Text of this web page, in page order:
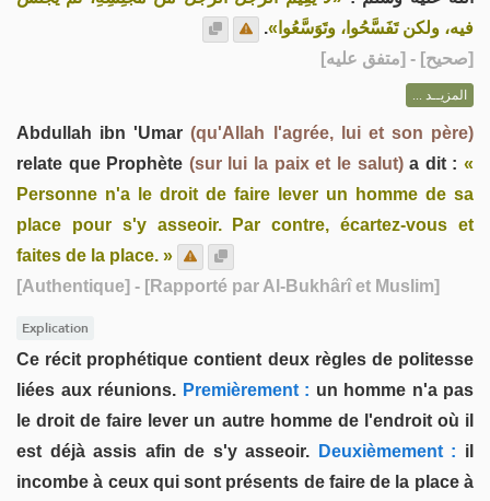
فيه، ولكن تَفَسَّحُوا، وتَوَسَّعُوا».
[صحيح] - [متفق عليه]
المزيــد ...
Abdullah ibn 'Umar(qu'Allah l'agrée, lui et son père)
relate que Prophète (sur lui la paix et le salut)a dit :«
Personne n'a le droit de faire lever un homme de sa
place pour s'y asseoir. Par contre, écartez-vous et
faites de la place. »
[Authentique] - [Rapporté par Al-Bukhârî et Muslim]
Explication
Ce récit prophétique contient deux règles de politesse
liées aux réunions. Premièrement : un homme n'a pas
le droit de faire lever un autre homme de l'endroit où il
est déjà assis afin de s'y asseoir. Deuxièmement : il
incombe à ceux qui sont présents de faire de la place à